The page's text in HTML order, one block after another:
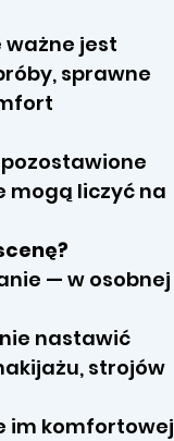
ważne jest
sprawne
mogą liczyć na
— w osobnej
nastawić
strojów
im komfortowej